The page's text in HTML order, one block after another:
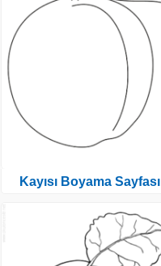
Kayısı Boyama Sayfası